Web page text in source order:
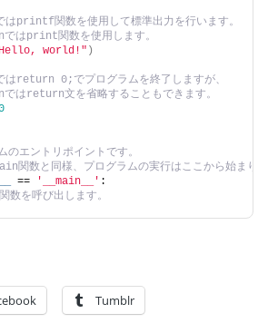
はprintf関数を使用して標準出力を行います。
はprint関数を使用します。
world!" )
はreturn 0;でプログラムを終了しますが、
はreturn文を省略することもできます。
のエントリポイントです。
関数と同様、プログラムの実行はここから始まり
== '__main__' :
数を呼び出します。
Tumblr